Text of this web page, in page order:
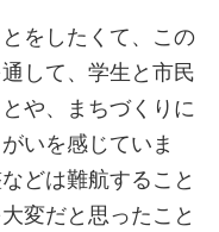
をしたくて、この
して、学生と市民
や、まちづくりに
いを感じていま
どは難航すること
変だと思ったこと